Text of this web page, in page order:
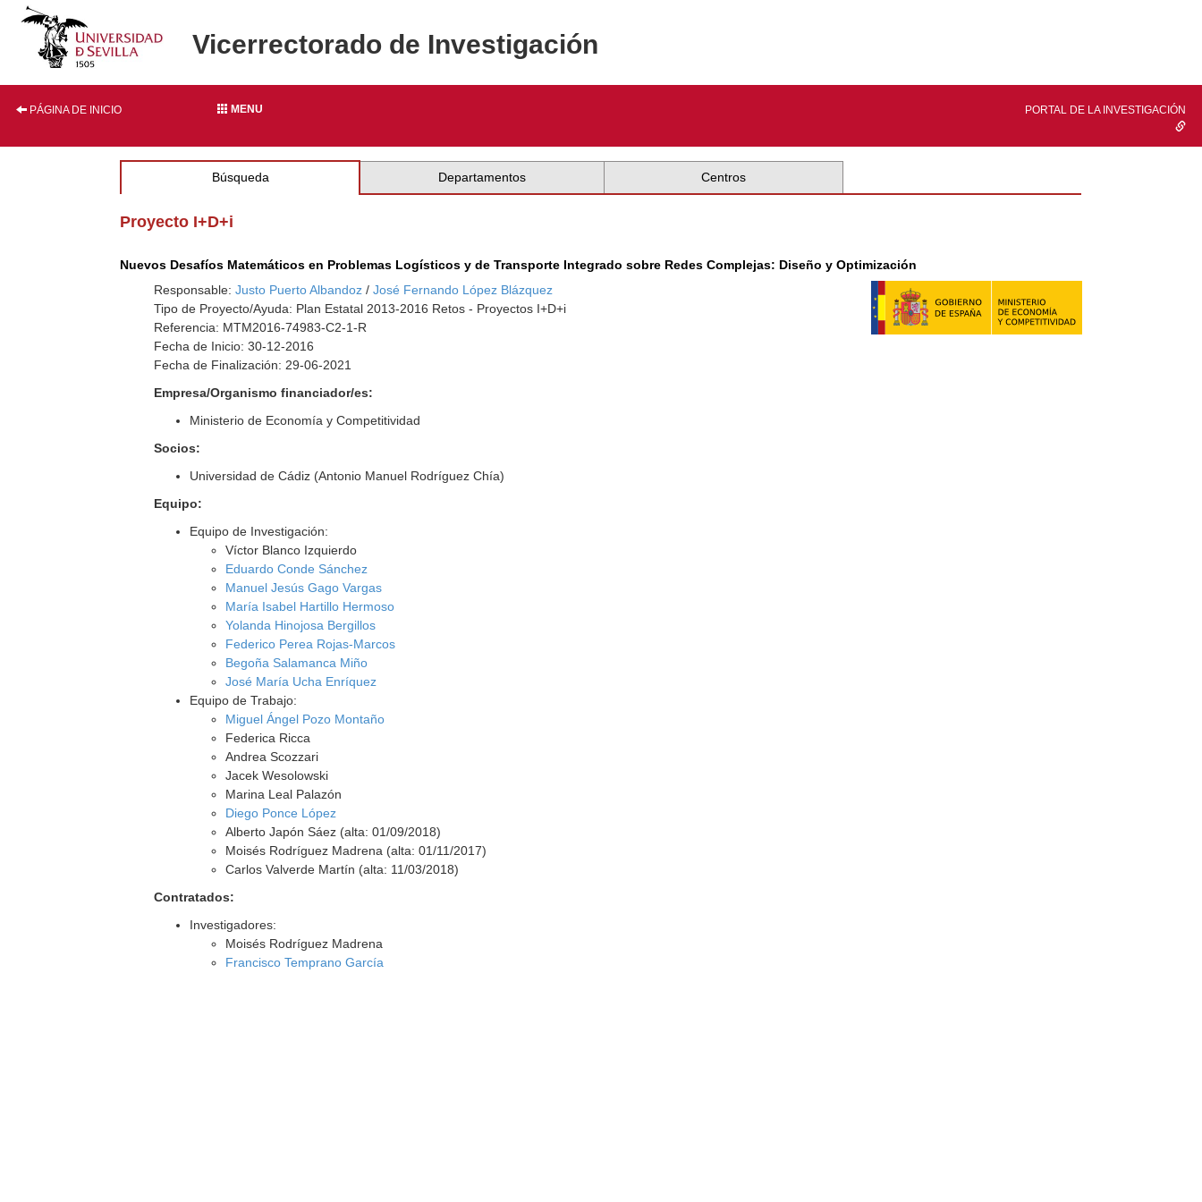
Vicerrectorado de Investigación
PÁGINA DE INICIO MENU PORTAL DE LA INVESTIGACIÓN
Búsqueda Departamentos Centros
Proyecto I+D+i
Nuevos Desafíos Matemáticos en Problemas Logísticos y de Transporte Integrado sobre Redes Complejas: Diseño y Optimización
Responsable:Justo Puerto Albandoz /José Fernando López Blázquez
Tipo de Proyecto/Ayuda: Plan Estatal 2013-2016 Retos - Proyectos I+D+i
Referencia: MTM2016-74983-C2-1-R
Fecha de Inicio: 30-12-2016
Fecha de Finalización: 29-06-2021
Empresa/Organismo financiador/es:
Ministerio de Economía y Competitividad
Socios:
Universidad de Cádiz (Antonio Manuel Rodríguez Chía)
Equipo:
Equipo de Investigación:
Víctor Blanco Izquierdo
Eduardo Conde Sánchez
Manuel Jesús Gago Vargas
María Isabel Hartillo Hermoso
Yolanda Hinojosa Bergillos
Federico Perea Rojas-Marcos
Begoña Salamanca Miño
José María Ucha Enríquez
Equipo de Trabajo:
Miguel Ángel Pozo Montaño
Federica Ricca
Andrea Scozzari
Jacek Wesolowski
Marina Leal Palazón
Diego Ponce López
Alberto Japón Sáez (alta: 01/09/2018)
Moisés Rodríguez Madrena (alta: 01/11/2017)
Carlos Valverde Martín (alta: 11/03/2018)
Contratados:
Investigadores:
Moisés Rodríguez Madrena
Francisco Temprano García